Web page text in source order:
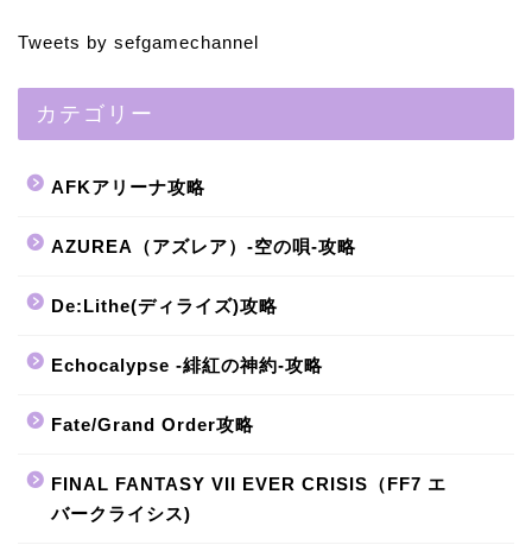
Tweets by sefgamechannel
カテゴリー
AFKアリーナ攻略
AZUREA（アズレア）-空の唄-攻略
De:Lithe(ディライズ)攻略
Echocalypse -緋紅の神約-攻略
Fate/Grand Order攻略
FINAL FANTASY VII EVER CRISIS（FF7 エ
バークライシス)